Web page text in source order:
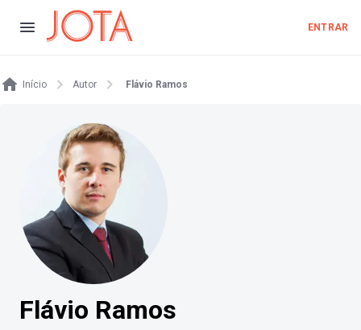
ENTRAR
Início Autor Flávio Ramos
Flávio Ramos